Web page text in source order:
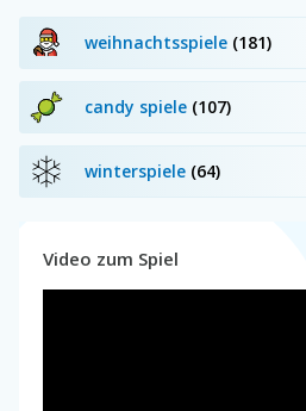
weihnachtsspiele (181)
candy spiele (107)
winterspiele (64)
Video zum Spiel